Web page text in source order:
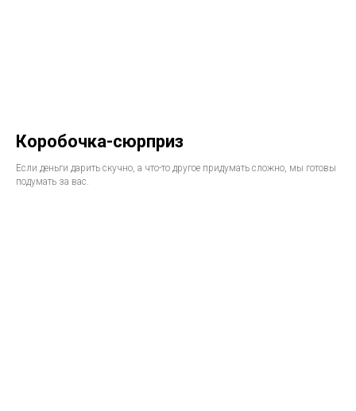
Коробочка-сюрприз
Если деньги дарить скучно, а что-то другое придумать сложно, мы готовы
подумать за вас.